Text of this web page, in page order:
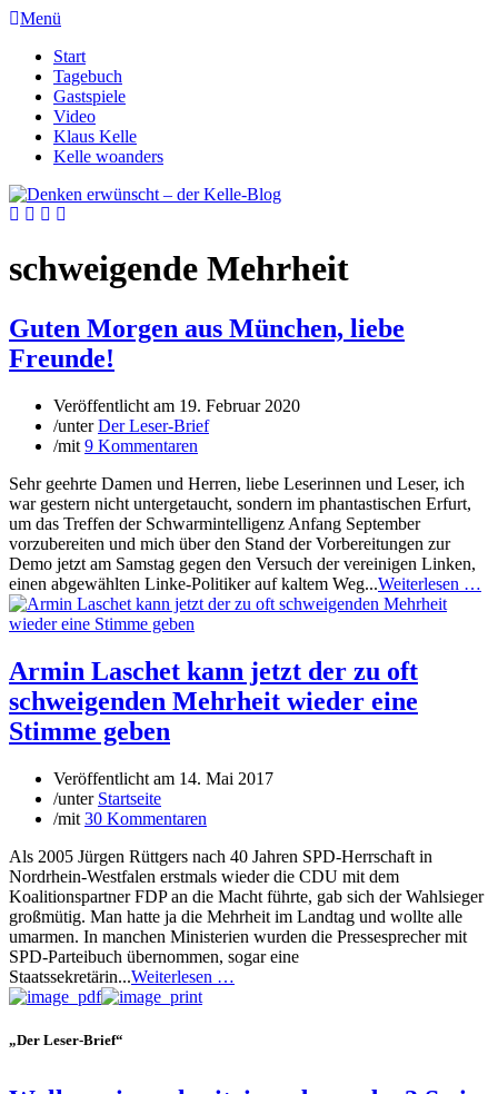
Menü
Start
Tagebuch
Gastspiele
Video
Klaus Kelle
Kelle woanders
schweigende Mehrheit
Guten Morgen aus München, liebe
Freunde!
Veröffentlicht am 19. Februar 2020
/unterDer Leser-Brief
/mit 9 Kommentaren
Sehr geehrte Damen und Herren, liebe Leserinnen und Leser, ich
war gestern nicht untergetaucht, sondern im phantastischen Erfurt,
um das Treffen der Schwarmintelligenz Anfang September
vorzubereiten und mich über den Stand der Vorbereitungen zur
Demo jetzt am Samstag gegen den Versuch der vereinigen Linken,
einen abgewählten Linke-Politiker auf kaltem Weg...Weiterlesen …
Armin Laschet kann jetzt der zu oft
schweigenden Mehrheit wieder eine
Stimme geben
Veröffentlicht am 14. Mai 2017
/unter Startseite
/mit 30 Kommentaren
Als 2005 Jürgen Rüttgers nach 40 Jahren SPD-Herrschaft in
Nordrhein-Westfalen erstmals wieder die CDU mit dem
Koalitionspartner FDP an die Macht führte, gab sich der Wahlsieger
großmütig. Man hatte ja die Mehrheit im Landtag und wollte alle
umarmen. In manchen Ministerien wurden die Pressesprecher mit
SPD-Parteibuch übernommen, sogar eine
Staatssekretärin...Weiterlesen …
„Der Leser-Brief“